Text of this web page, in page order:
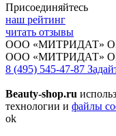
Присоединяйтесь
наш рейтинг
читать отзывы
ООО «МИТРИДАТ»
ООО «МИТРИДАТ»
8 (495) 545-47-87
Beauty-shop.ru
технологии и файлы
ok